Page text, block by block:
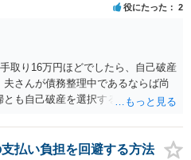
役にたった 2
取り16万円ほどでしたら、自己破産
さんが債務整理中であるならば尚
も自己破産を選択する方法もある
払い負担を回避する方法